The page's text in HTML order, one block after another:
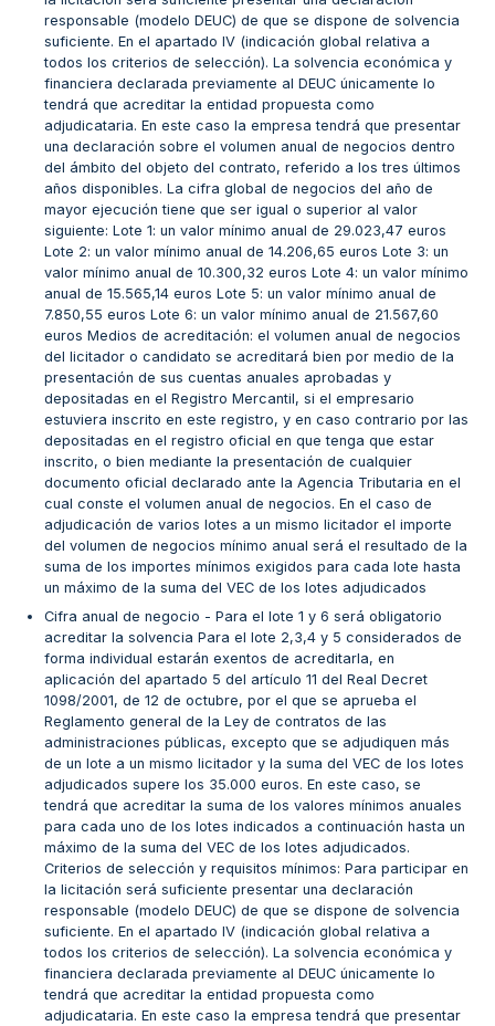
responsable (modelo DEUC) de que se dispone de solvencia
suficiente. En el apartado IV (indicación global relativa a
todos los criterios de selección). La solvencia económica y
financiera declarada previamente al DEUC únicamente lo
tendrá que acreditar la entidad propuesta como
adjudicataria. En este caso la empresa tendrá que presentar
una declaración sobre el volumen anual de negocios dentro
del ámbito del objeto del contrato, referido a los tres últimos
años disponibles. La cifra global de negocios del año de
mayor ejecución tiene que ser igual o superior al valor
siguiente: Lote 1: un valor mínimo anual de 29.023,47 euros
Lote 2: un valor mínimo anual de 14.206,65 euros Lote 3: un
valor mínimo anual de 10.300,32 euros Lote 4: un valor mínimo
anual de 15.565,14 euros Lote 5: un valor mínimo anual de
7.850,55 euros Lote 6: un valor mínimo anual de 21.567,60
euros Medios de acreditación: el volumen anual de negocios
del licitador o candidato se acreditará bien por medio de la
presentación de sus cuentas anuales aprobadas y
depositadas en el Registro Mercantil, si el empresario
estuviera inscrito en este registro, y en caso contrario por las
depositadas en el registro oficial en que tenga que estar
inscrito, o bien mediante la presentación de cualquier
documento oficial declarado ante la Agencia Tributaria en el
cual conste el volumen anual de negocios. En el caso de
adjudicación de varios lotes a un mismo licitador el importe
del volumen de negocios mínimo anual será el resultado de la
suma de los importes mínimos exigidos para cada lote hasta
un máximo de la suma del VEC de los lotes adjudicados
Cifra anual de negocio - Para el lote 1 y 6 será obligatorio
acreditar la solvencia Para el lote 2,3,4 y 5 considerados de
forma individual estarán exentos de acreditarla, en
aplicación del apartado 5 del artículo 11 del Real Decret
1098/2001, de 12 de octubre, por el que se aprueba el
Reglamento general de la Ley de contratos de las
administraciones públicas, excepto que se adjudiquen más
de un lote a un mismo licitador y la suma del VEC de los lotes
adjudicados supere los 35.000 euros. En este caso, se
tendrá que acreditar la suma de los valores mínimos anuales
para cada uno de los lotes indicados a continuación hasta un
máximo de la suma del VEC de los lotes adjudicados.
Criterios de selección y requisitos mínimos: Para participar en
la licitación será suficiente presentar una declaración
responsable (modelo DEUC) de que se dispone de solvencia
suficiente. En el apartado IV (indicación global relativa a
todos los criterios de selección). La solvencia económica y
financiera declarada previamente al DEUC únicamente lo
tendrá que acreditar la entidad propuesta como
adjudicataria. En este caso la empresa tendrá que presentar